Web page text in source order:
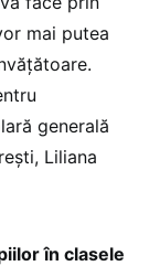
mai putea
generală
Liliana
în clasele